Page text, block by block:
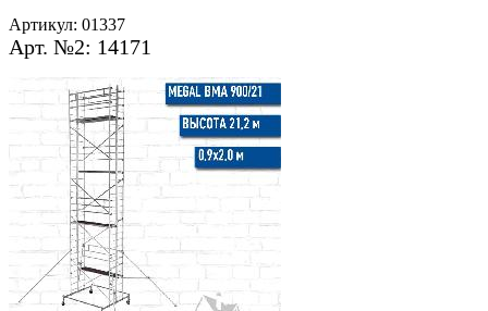
Артикул: 01337
Арт. №2: 14171